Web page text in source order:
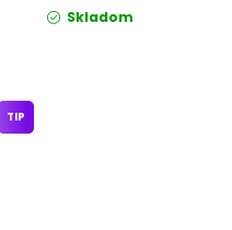
Skladom
TIP